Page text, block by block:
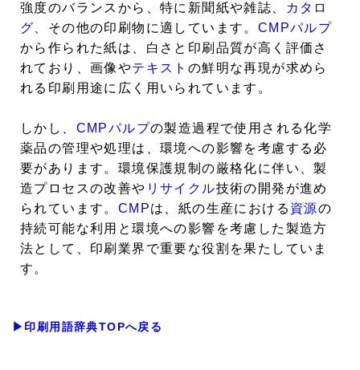
強度のバランスから、特に新聞紙や雑誌、
カタロ
グ 、その他の印刷物に適しています。 CMPパルプ
から作られた紙は、白さと印刷品質が高く評価さ
れており、画像やテキスト の鮮明な再現が求めら
れる印刷用途に広く用いられています。
しかし、 CMPパルプの製造過程で使用される化学
薬品の管理や処理は、環境への影響を考慮する必
要があります。環境保護規制の厳格化に伴い、製
造プロセスの改善や リサイクル技術の開発が進め
られています。 CMPは、紙の生産における 資源の
持続可能な利用と環境への影響を考慮した製造方
法として、印刷業界で重要な役割を果たしていま
す。
▶印刷用語辞典TOPへ戻る